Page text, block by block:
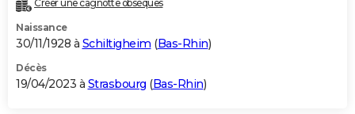
Créer une cagnotte obsèques
Naissance
30/11/1928 à Schiltigheim (Bas-Rhin)
Décès
19/04/2023 à Strasbourg (Bas-Rhin)